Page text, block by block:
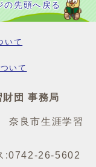
の先頭へ戻る
いて
いて
団 事務局
奈良市生涯学習
:0742-26-5602